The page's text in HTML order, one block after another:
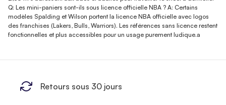
Q: Les mini-paniers sont-ils sous licence officielle NBA ? A: Certains
modèles Spalding et Wilson portent la licence NBA officielle avec logos
des franchises (Lakers, Bulls, Warriors). Les références sans licence restent
fonctionnelles et plus accessibles pour un usage purement ludique.a
Retours sous 30 jours